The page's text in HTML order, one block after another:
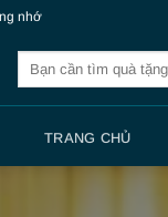
nhớ
kiếm:
TRANG CHỦ